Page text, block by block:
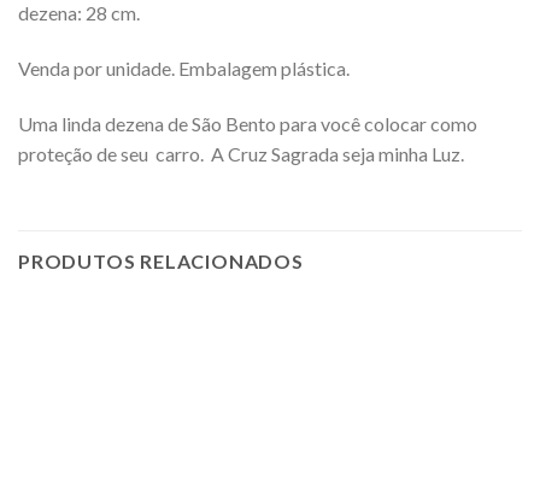
dezena: 28 cm.
Venda por unidade. Embalagem plástica.
Uma linda dezena de São Bento para você colocar como
proteção de seu carro. A Cruz Sagrada seja minha Luz.
PRODUTOS RELACIONADOS